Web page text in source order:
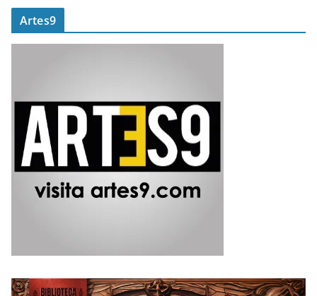
Artes9